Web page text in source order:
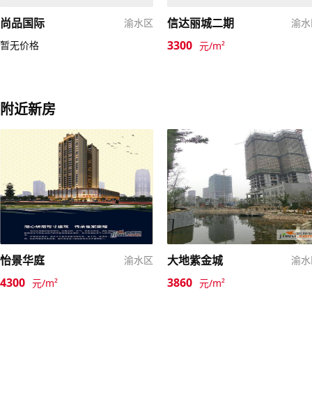
尚品国际
渝水区
暂无价格
信达丽城二期 渝
3300 元/m²
附近新房
怡景华庭 渝水区
4300 元/m²
大地紫金城 渝
3860 元/m²